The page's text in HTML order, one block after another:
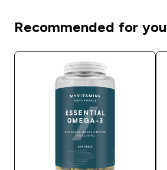
Recommended for you